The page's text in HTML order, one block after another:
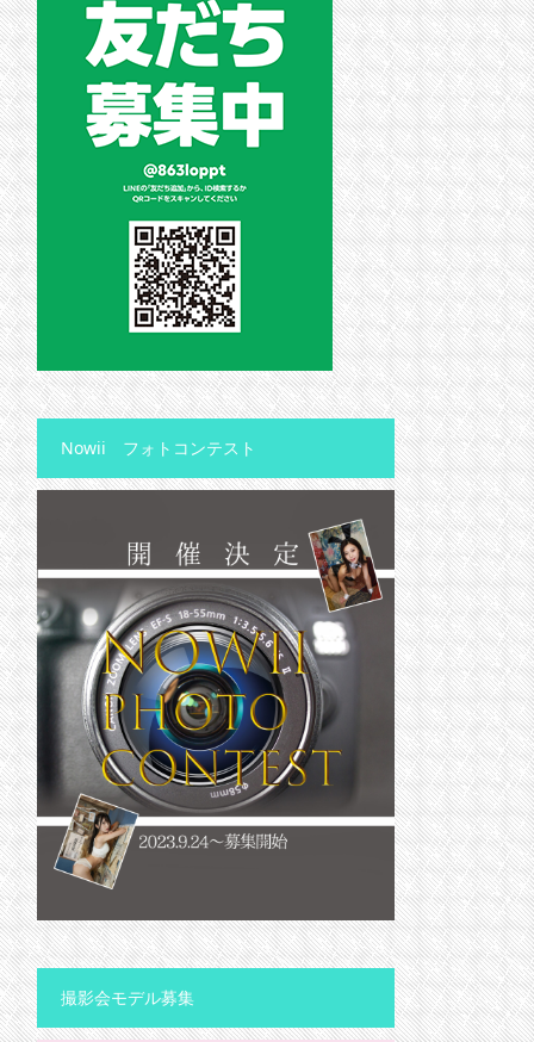
Nowii フォトコンテスト
撮影会モデル募集